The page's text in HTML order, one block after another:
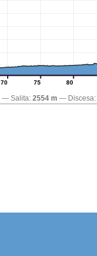
70 75 80
Salita: 2554 m Discesa: